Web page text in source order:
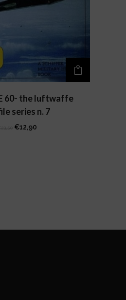
60- the luftwaffe
series n. 7
23,50
Il
€12,90Il